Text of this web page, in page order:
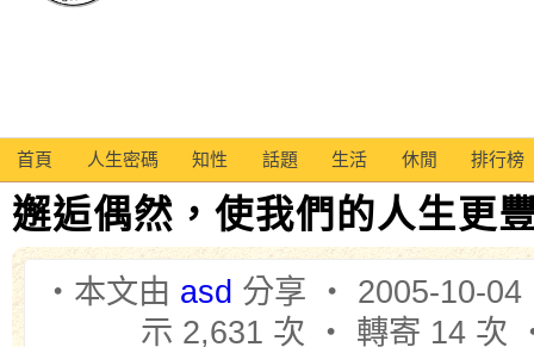
首頁 人生密碼 知性 話題 生活 休閒 排行榜
邂逅偶然，使我們的人生更
‧本文由 asd 分享 ‧ 2005-10-
示 2,631 次 ‧ 轉寄 14 次